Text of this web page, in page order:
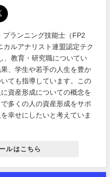
プランニング技能士（FP2
ルアナリスト連盟認定テク
、教育・研究職についてい
、学生や若手の人生を豊か
ても指導しています。この
資産形成についての概念を
多くの人の資産形成をサポ
幸せにしたいと考えていま
ルはこちら